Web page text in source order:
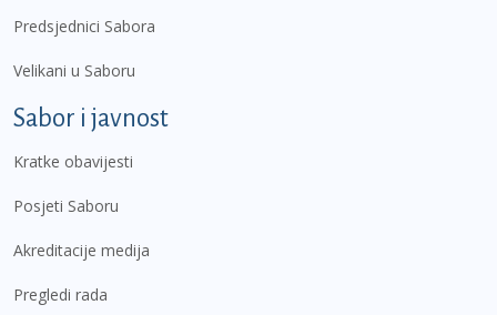
Predsjednici Sabora
Velikani u Saboru
Sabor i javnost
Kratke obavijesti
Posjeti Saboru
Akreditacije medija
Pregledi rada